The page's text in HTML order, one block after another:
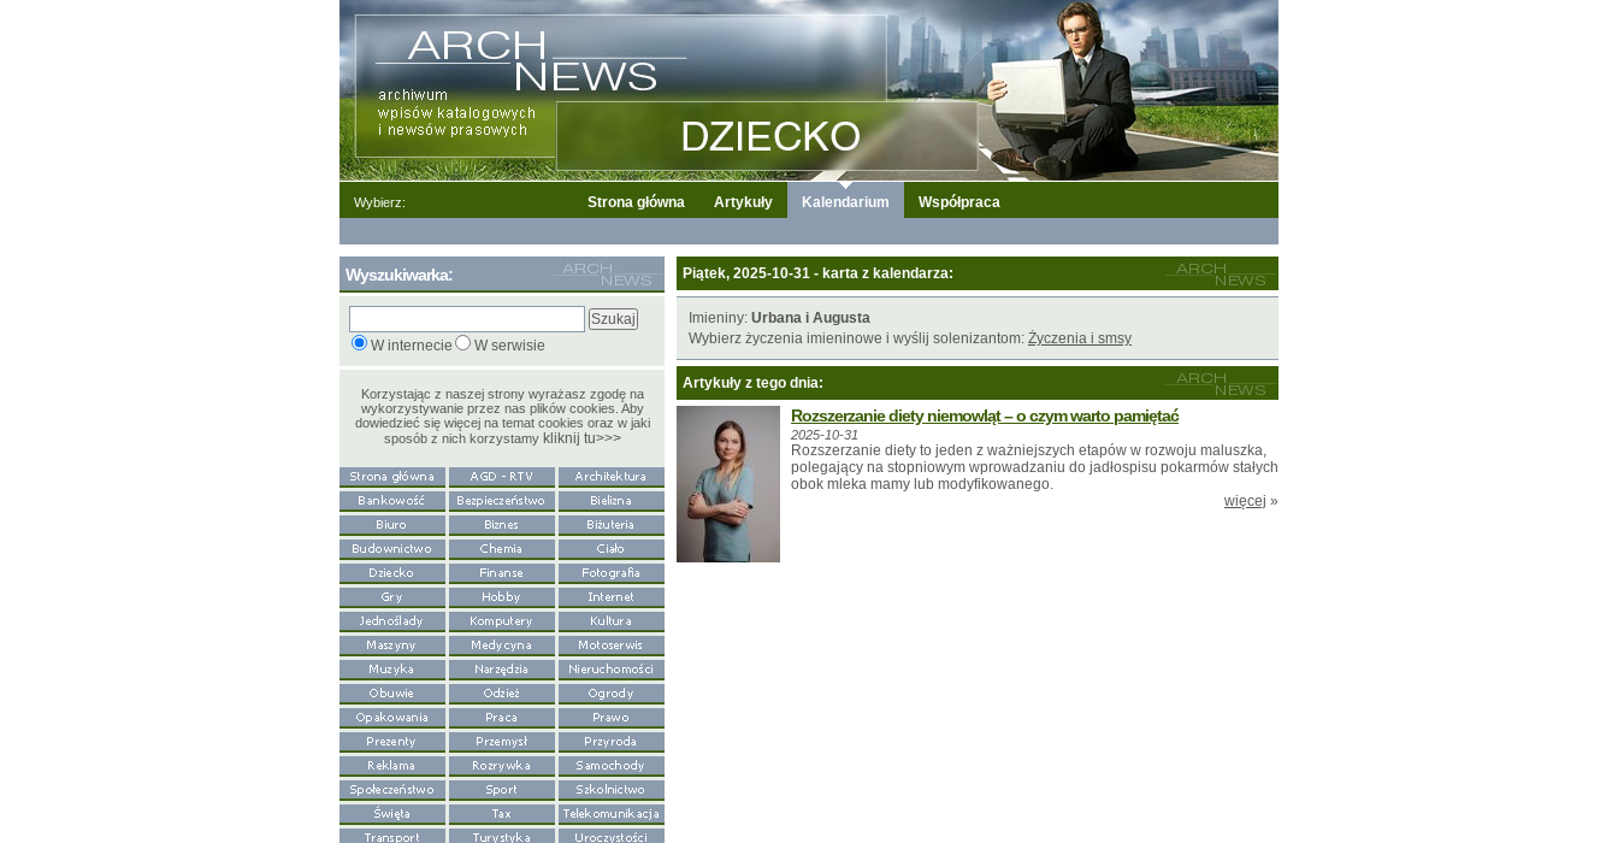
Wybierz: Strona główna Artykuły Kalendarium Współpraca
Piątek, 2025-10-31 - karta z kalendarza:
Imieniny: Urbana i Augusta
Wybierz życzenia imieninowe i wyślij solenizantom: Życzenia i smsy
Artykuły z tego dnia:
Rozszerzanie diety niemowląt – o czym warto pamiętać
2025-10-31
Rozszerzanie diety to jeden z ważniejszych etapów w rozwoju maluszka,
polegający na stopniowym wprowadzaniu do jadłospisu pokarmów stałych
obok mleka mamy lub modyfikowanego.
więcej »
Wyszukiwarka:
W internecie W serwisie
Korzystając z naszej strony wyrażasz zgodę na
wykorzystywanie przez nas plików cookies. Aby
dowiedzieć się więcej na temat cookies oraz w jaki
sposób z nich korzystamy kliknij tu>>>